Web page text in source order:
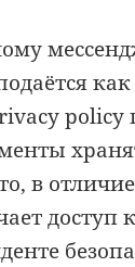
policy
в
доступ